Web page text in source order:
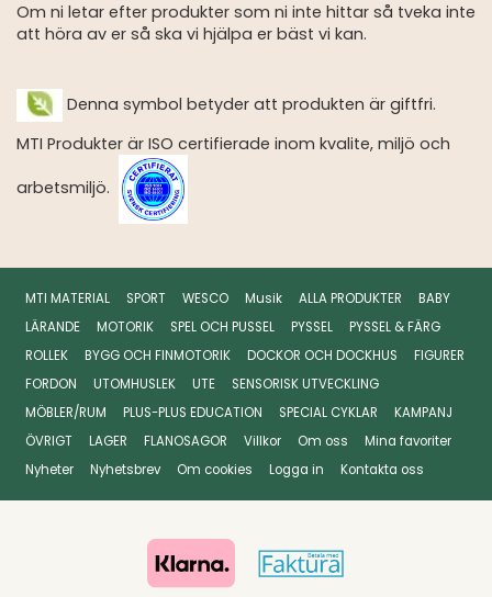
Om ni letar efter produkter som ni inte hittar så tveka inte
att höra av er så ska vi hjälpa er bäst vi kan.
Denna symbol betyder att produkten är giftfri.
MTI Produkter är ISO certifierade inom kvalite, miljö och
arbetsmiljö.
MTI MATERIAL SPORT WESCO Musik ALLA PRODUKTER
BABY
LÄRANDE
MOTORIK SPEL OCH PUSSEL PYSSEL
PYSSEL & FÄRG
ROLLEK
BYGG OCH FINMOTORIK DOCKOR OCH DOCKHUS
FIGURER
FORDON
UTOMHUSLEK UTE
SENSORISK UTVECKLING
MÖBLER/RUM
PLUS-PLUS EDUCATION SPECIAL CYKLAR
KAMPANJ
ÖVRIGT
LAGER FLANOSAGOR Villkor Om oss
Mina favoriter
Nyheter
Nyhetsbrev Om cookies Logga in Kontakta oss